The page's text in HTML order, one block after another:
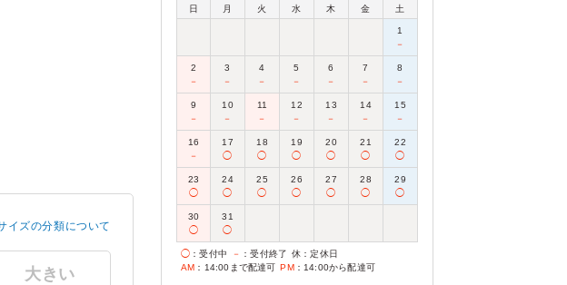
イズの分類について
大きい
日 月 火 水 木 金 土
1
－
2
－
3
－
4
－
5
－
6
－
7
－
8
－
9
－
10
－
11
－
12
－
13
－
14
－
15
－
16
－
17
◯
18
◯
19
◯
20
◯
21
◯
22
◯
23
◯
24
◯
25
◯
26
◯
27
◯
28
◯
29
◯
30
◯
31
◯
◯ ：受付中 － ：受付終了 休 ：定休日
AM ：14:00まで配達可 PM：14:00から配達可